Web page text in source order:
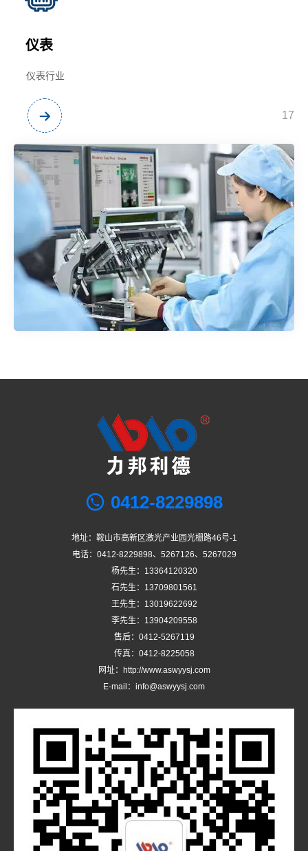
仪表
仪表行业
17
0412-8229898
地址：鞍山市高新区激光产业园光栅路46号-1
电话：0412-8229898、5267126、5267029
杨先生：13364120320
石先生：13709801561
王先生：13019622692
李先生：13904209558
售后：0412-5267119
传真：0412-8225058
网址：http://www.aswyysj.com
E-mail：info@aswyysj.com